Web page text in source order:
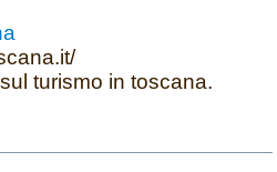
turismo in toscana.